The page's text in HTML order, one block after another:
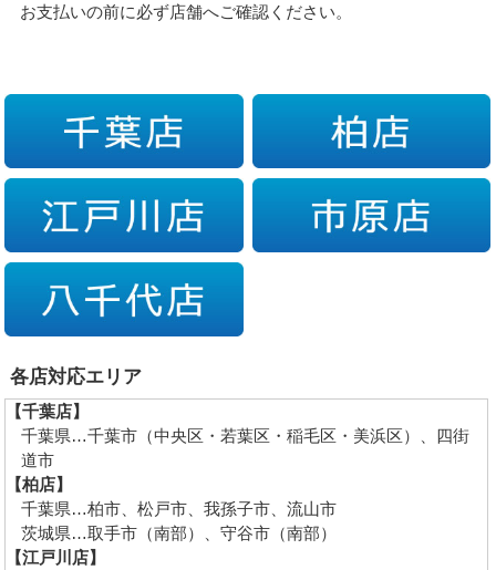
お支払いの前に必ず店舗へご確認ください。
各店対応エリア
【千葉店】
千葉県…千葉市（中央区・若葉区・稲毛区・美浜区）、四街
道市
【柏店】
千葉県…柏市、松戸市、我孫子市、流山市
茨城県…取手市（南部）、守谷市（南部）
【江戸川店】